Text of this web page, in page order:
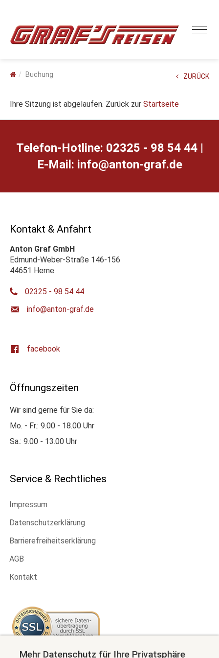
Buchung ZURÜCK
Ihre Sitzung ist abgelaufen. Zurück zur Startseite
Telefon-Hotline: 02325 - 98 54 44 |
E-Mail: ed.farg-notna@ofni
Kontakt & Anfahrt
Anton Graf GmbH
Edmund-Weber-Straße 146-156
44651 Herne
02325 - 98 54 44
ed.farg-notna@ofni
facebook
Öffnungszeiten
Wir sind gerne für Sie da:
Mo. - Fr.: 9.00 - 18.00 Uhr
Sa.: 9.00 - 13.00 Uhr
Service & Rechtliches
Impressum
Datenschutzerklärung
Barrierefreiheitserklärung
AGB
Kontakt
Mehr Datenschutz für Ihre Privatsphäre